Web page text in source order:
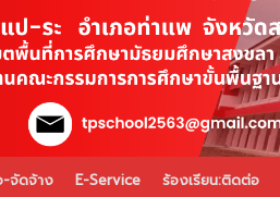
จัดจ้าง E-Service ร้องเรียน:ติดต่อ